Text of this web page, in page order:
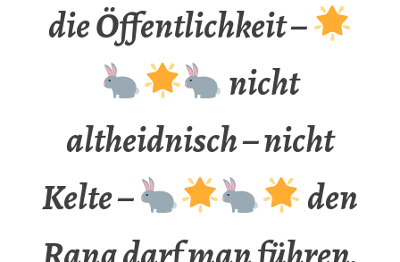
die Öffentlichkeit –
nicht
altheidnisch – nicht
Kelte –
den